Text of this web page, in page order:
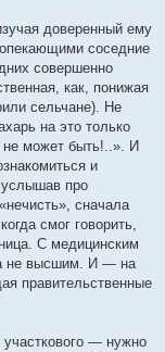
доверенный ему
соседние
совершенно
как, понижая
сельчане). Не
на это только
не может быть!..». И
и
услышав про
сначала
смог говорить,
С медицинским
не высшим. И — на
правительственные
— нужно